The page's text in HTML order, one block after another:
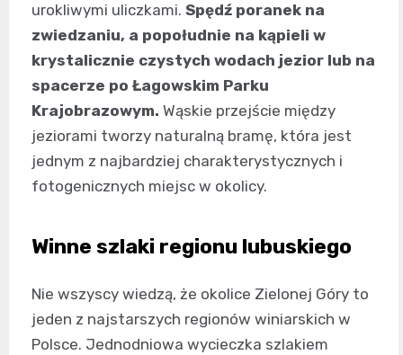
urokliwymi uliczkami. Spędź poranek na
zwiedzaniu, a popołudnie na kąpieli w
krystalicznie czystych wodach jezior lub na
spacerze po Łagowskim Parku
Krajobrazowym. Wąskie przejście między
jeziorami tworzy naturalną bramę, która jest
jednym z najbardziej charakterystycznych i
fotogenicznych miejsc w okolicy.
Winne szlaki regionu lubuskiego
Nie wszyscy wiedzą, że okolice Zielonej Góry to
jeden z najstarszych regionów winiarskich w
Polsce. Jednodniowa wycieczka szlakiem